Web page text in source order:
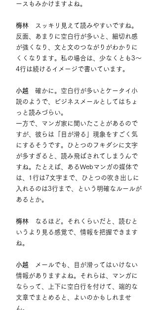
ースもみかけますよね。
梅林 スッキリ見えて読みやすいですね。
反面、あまりに空白行が多いと、細切れ感
が強くなり、文と文のつながりがわかりに
くくなります。私の場合は、少なくとも3〜
4行は続けるイメージで書いています。
小越 確かに。空白行が多いとケータイ小
説のようで、ビジネスメールとしてはちょ
っと読みづらい。
一方で、マンガ家に聞いたことがあるので
すが、彼らは「目が滑る」現象をすごく気
にするそうです。ひとつのフキダシに文字
が多すぎると、読み飛ばされてしまうんで
すね。たとえば、あるWebマンガの媒体で
は、1行は7文字まで、ひとつの吹き出しに
入れるのは3行まで、という明確なルールが
あるとか。
梅林 なるほど。それくらいだと、読むと
いうより見る感覚で、情報を把握できます
ね。
小越 メールでも、目が滑ってはいけない
情報がありますよね。それらは、マンガに
ならって、上下に空白行を付けて、端的な
文章でまとめると、よいのかもしれませ
ん。